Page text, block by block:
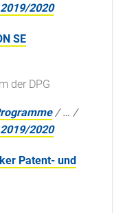
2020
SE
der DPG
/… /
2020
Patent- und